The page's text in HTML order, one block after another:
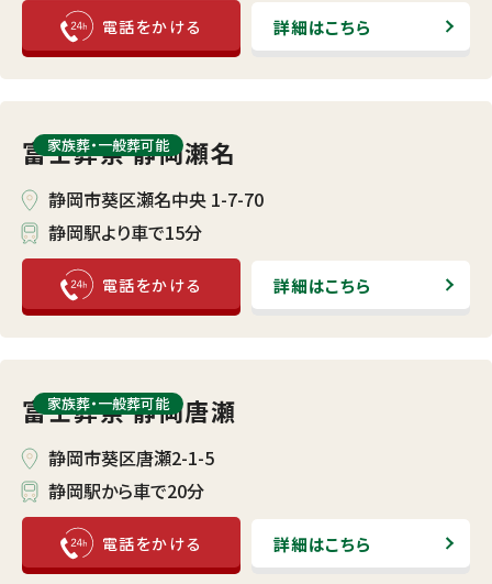
詳細はこちら
富士葬祭 静岡瀬名
家族葬・⼀般葬可能
静岡市葵区瀬名中央 1-7-70
静岡駅より車で15分
詳細はこちら
富士葬祭 静岡唐瀬
家族葬・⼀般葬可能
静岡市葵区唐瀬2-1-5
静岡駅から車で20分
詳細はこちら